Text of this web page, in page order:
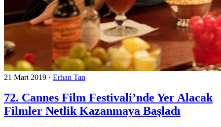
21 Mart 2019 · Erhan Tan
72. Cannes Film Festivali’nde Yer Alacak
Filmler Netlik Kazanmaya Başladı